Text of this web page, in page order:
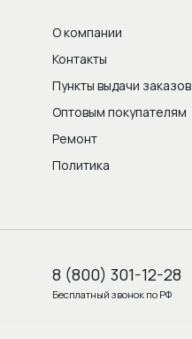
О компании
Контакты
Пункты выдачи заказов
Оптовым покупателям
Ремонт
Политика
8 (800) 301-12-28
Бесплатный звонок по РФ